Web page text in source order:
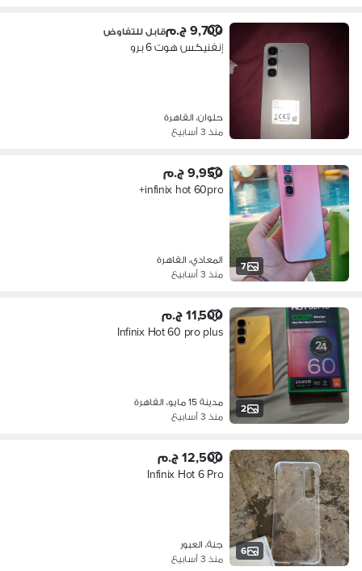
9,700 ج.م قابل للتفاوض
إنفنيكس هوت 6 برو
حلوان، القاهرة
منذ 3 أسابيع
7
9,950 ج.م
infinix hot 60pro+
المعادي، القاهرة
منذ 3 أسابيع
2
11,500 ج.م
Infinix Hot 60 pro plus
مدينة 15 مايو، القاهرة
منذ 3 أسابيع
6
12,500 ج.م
Infinix Hot 6 Pro
جنة، العبور
منذ 3 أسابيع